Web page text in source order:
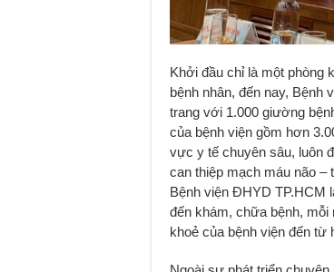
Khởi đầu chỉ là một phòng
bệnh nhân, đến nay, Bệnh
trang với 1.000 giường
của bệnh viện gồm hơn
vực y tế chuyên sâu, luôn
can thiệp mạch máu não –
Bệnh viện ĐHYD TP.HCM
đến khám, chữa bệnh,
khoẻ của bệnh viện đến từ